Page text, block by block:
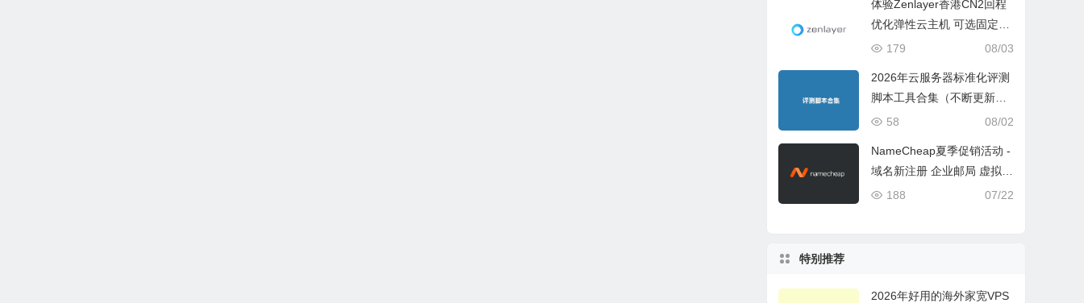
体验Zenlayer香港CN2回程
优化弹性云主机 可选固定带
宽或流量模式
08/03
179
2026年云服务器标准化评测
脚本工具合集（不断更新完
善）
08/02
58
NameCheap夏季促销活动 -
域名新注册 企业邮局 虚拟主
机活动盘点
07/22
188
特别推荐
2026年好用的海外家宽VPS